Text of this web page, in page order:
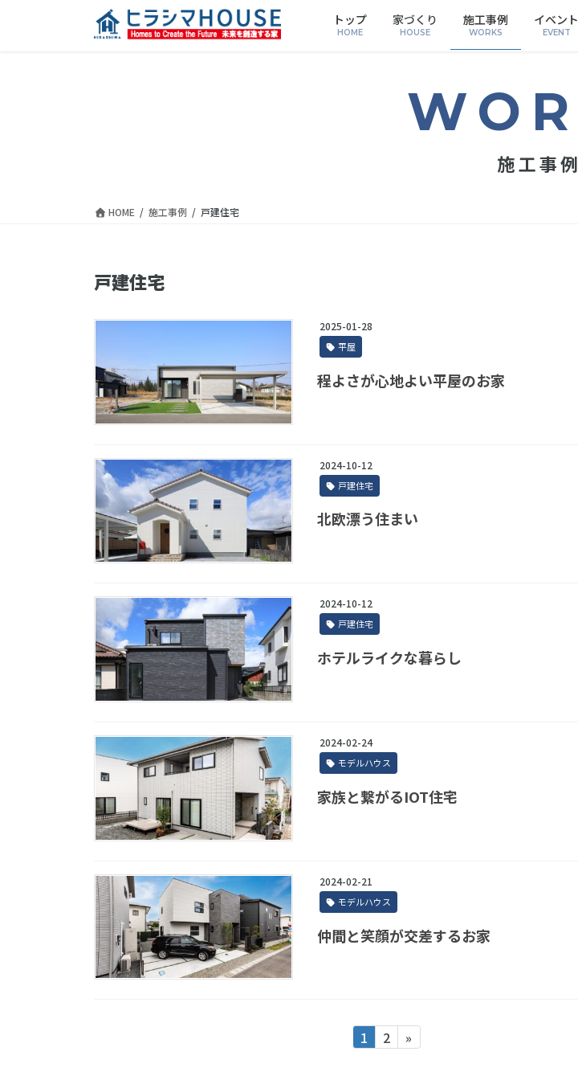
トップ
HOME
家づくり
HOUSE
施工事例
WORKS
イベント
EVENT
施工事例
HOME 施工事例 戸建住宅
戸建住宅
2025-01-28
平屋
程よさが心地よい平屋のお家
2024-10-12
戸建住宅
北欧漂う住まい
2024-10-12
戸建住宅
ホテルライクな暮らし
2024-02-24
モデルハウス
家族と繋がるIOT住宅
2024-02-21
モデルハウス
仲間と笑顔が交差するお家
1 2 »